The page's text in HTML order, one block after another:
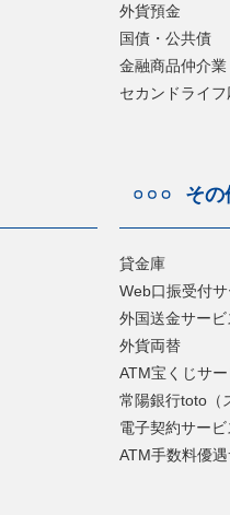
外貨預金
国債・公共債
金融商品仲介業
セカンドライ
その
貸金庫
Web口振受付サ
外国送金サービ
外貨両替
ATM宝くじサー
常陽銀行toto（
電子契約サービ
ATM手数料優